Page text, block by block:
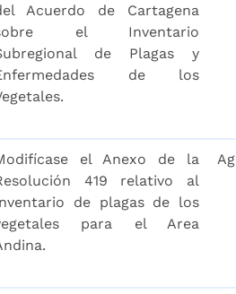
Acuerdo de Cartagena
el Inventario
de Plagas y
de los
el Anexo de la
419 relativo al
de plagas de los
para el Area